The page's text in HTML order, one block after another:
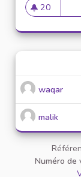
20
20
waqar
malik
Numéro de